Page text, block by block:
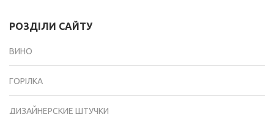
РОЗДІЛИ САЙТУ
ВИНО
ГОРІЛКА
ДИЗАЙНЕРСКИЕ ШТУЧКИ